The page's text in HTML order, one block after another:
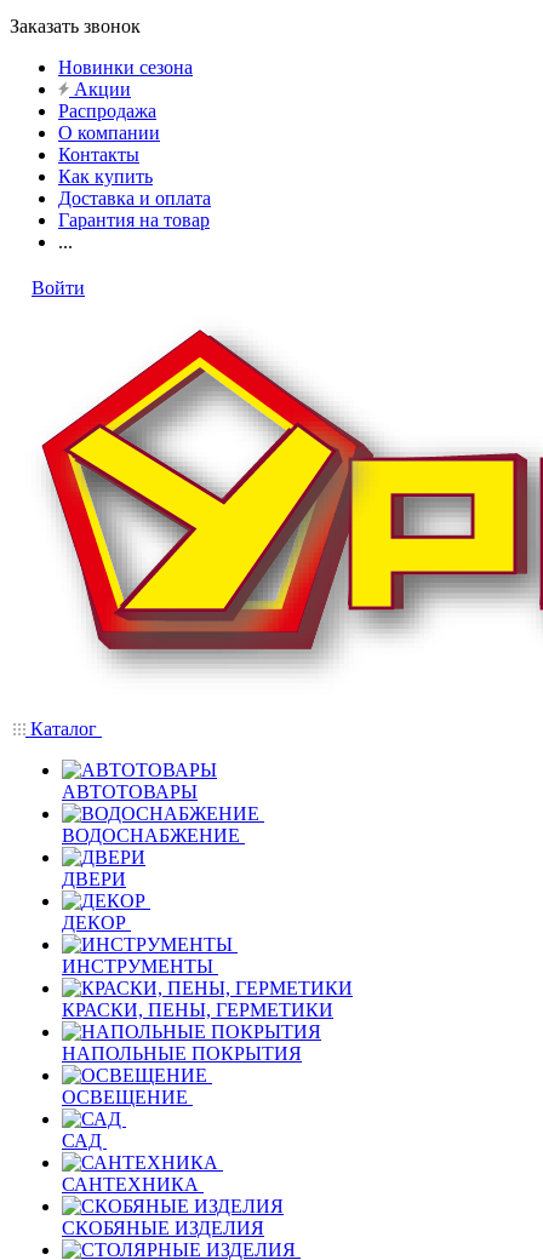
Заказать звонок
Новинки сезона
Акции
Распродажа
О компании
Контакты
Как купить
Доставка и оплата
Гарантия на товар
...
Войти
Каталог
АВТОТОВАРЫ
ВОДОСНАБЖЕНИЕ
ДВЕРИ
ДЕКОР
ИНСТРУМЕНТЫ
КРАСКИ, ПЕНЫ, ГЕРМЕТИКИ
НАПОЛЬНЫЕ ПОКРЫТИЯ
ОСВЕЩЕНИЕ
САД
САНТЕХНИКА
СКОБЯНЫЕ ИЗДЕЛИЯ